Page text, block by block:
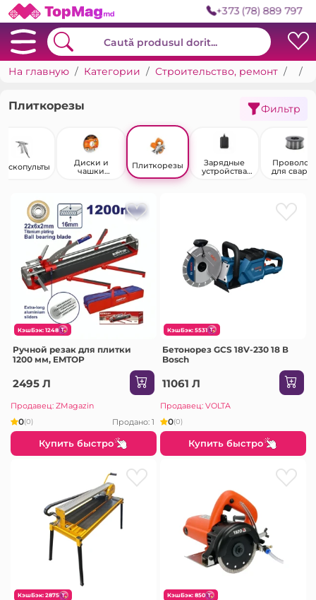
+373 (78) 889 797
На главную Категории Строительство, ремонт Инструменты
Плиткорезы Фильтр
Диски и
чашки
Плиткорезы
Зарядные
устройства
для
КэшБэк: 1248
Ручной резак для плитки
1200 мм, EMTOP
2495 Л
Продавец: ZMagazin
0(0) Продано: 1
Купить быстро
КэшБэк: 5531
Бетонорез GCS 18V-230 18 В
Bosch
11061 Л
Продавец: VOLTA
0(0)
Купить быстро
КэшБэк: 2875 КэшБэк: 850